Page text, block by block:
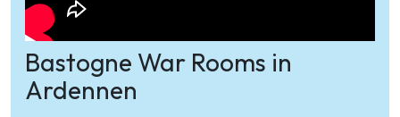
Bastogne War Rooms in
Ardennen